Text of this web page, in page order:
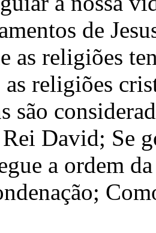
de
as religiões
religiões
são
David; Se
a ordem